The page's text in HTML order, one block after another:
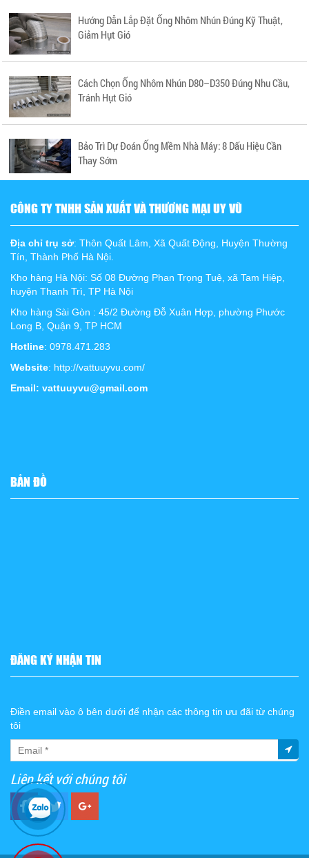
Hướng Dẫn Lắp Đặt Ống Nhôm Nhún Đúng Kỹ Thuật,
Giảm Hụt Gió
Cách Chọn Ống Nhôm Nhún D80–D350 Đúng Nhu Cầu,
Tránh Hụt Gió
Bảo Trì Dự Đoán Ống Mềm Nhà Máy: 8 Dấu Hiệu Cần
Thay Sớm
CÔNG TY TNHH SẢN XUẤT VÀ THƯƠNG MẠI UY VŨ
Địa chỉ trụ sở: Thôn Quất Lâm, Xã Quất Động, Huyện Thường
Tín, Thành Phố Hà Nội.
Kho hàng Hà Nội: Số 08 Đường Phan Trọng Tuệ, xã Tam Hiệp,
huyện Thanh Trì, TP Hà Nội
Kho hàng Sài Gòn : 45/2 Đường Đỗ Xuân Hợp, phường Phước
Long B, Quận 9, TP HCM
Hotline: 0978.471.283
Website: http://vattuuyvu.com/
Email: vattuuyvu@gmail.com
BẢN ĐỒ
ĐĂNG KÝ NHẬN TIN
Điền email vào ô bên dưới để nhận các thông tin ưu đãi từ chúng
tôi
Liên kết với chúng tôi